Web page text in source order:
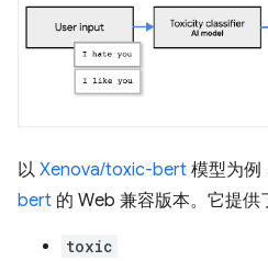
以 Xenova/toxic-bert 模型为例
bert 的 Web 兼容版本。它提供
toxic